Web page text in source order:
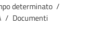
determinato /
/ Documenti